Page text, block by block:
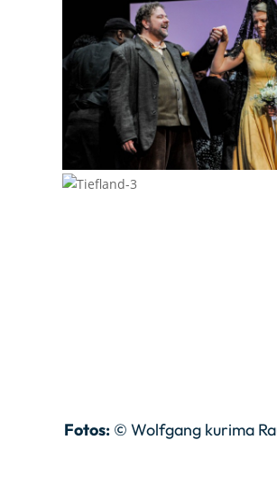
Fotos: © Wolfgang kurima